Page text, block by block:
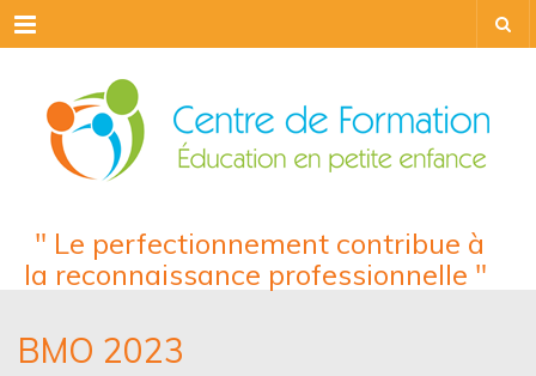
Menu
" Le perfectionnement contribue à
la reconnaissance professionnelle "
BMO 2023